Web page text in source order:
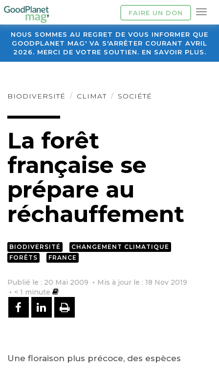
FAIRE UN DON
NOUS SOMMES AU REGRET DE VOUS INFORMER QUE
GOODPLANET MAG' VA S'ARRÊTER COURANT AVRIL
2026. MERCI DE VOTRE SOUTIEN. EN SAVOIR PLUS.
BIODIVERSITÉ CLIMAT SOCIÉTÉ
La forêt
française se
prépare au
réchauffement
BIODIVERSITÉ
CHANGEMENT CLIMATIQUE
FORÊTS
FRANCE
Publié le : 20 Mai 2009
Mis à jour le : 18 Nov 2019
< 1 minute
PARTAGER SUR FACEBOOK
PARTAGER SUR LINKEDIN
IMPRIMER
Une floraison plus précoce, des espèces